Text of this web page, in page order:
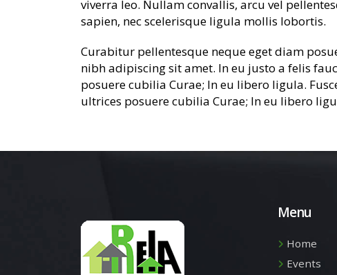
viverra leo. Nullam convallis, arcu vel
sapien, nec scelerisque ligula mollis lobortis.
Curabitur pellentesque neque eget diam
nibh adipiscing sit amet. In eu justo a felis
posuere cubilia Curae; In eu libero ligula.
ultrices posuere cubilia Curae; In eu libero
Menu
Home
Events